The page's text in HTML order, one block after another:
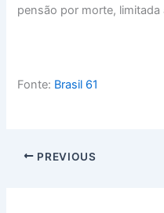
pensão por morte,
Fonte: Brasil 61
PREVIOUS